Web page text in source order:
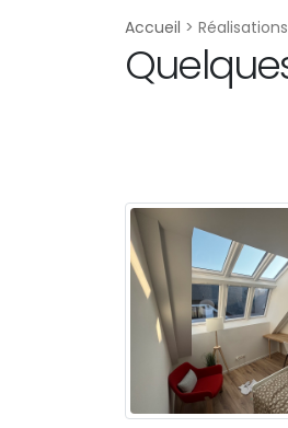
Accueil > Réalisations